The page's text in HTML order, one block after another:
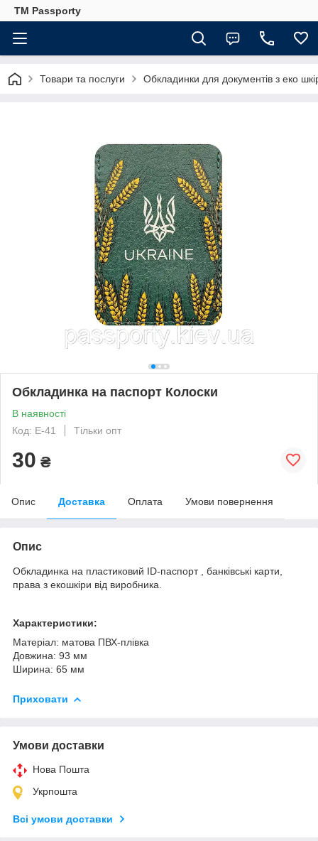
TM Passporty
Товари та послуги Обкладинки для документів з еко
Обкладинка на паспорт Колоски
В наявності
Код: E-41
Тільки опт
30 ₴
Опис Доставка Оплата Умови повернення
Опис
Обкладинка на пластиковий ID-паспорт , банківські карти,
права з екошкіри від виробника.
Характеристики:
Матеріал: матова ПВХ-плівка
Довжина: 93 мм
Ширина: 65 мм
Приховати
Умови доставки
Нова Пошта
Укрпошта
Всі умови доставки